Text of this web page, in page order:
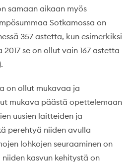
samaan aikaan myös
Sotkamossa on
357 astetta, kun esimerkiksi
se on ollut vain 167 astetta
on ollut mukavaa ja
mukava päästä opettelemaan
uusien laitteiden ja
perehtyä niiden avulla
lohkojen seuraaminen on
kasvun kehitystä on